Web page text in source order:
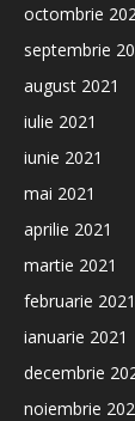
octombrie
septembrie
august 2021
iulie 2021
iunie 2021
mai 2021
aprilie 2021
martie 2021
februarie 2021
ianuarie 2021
decembrie
noiembrie